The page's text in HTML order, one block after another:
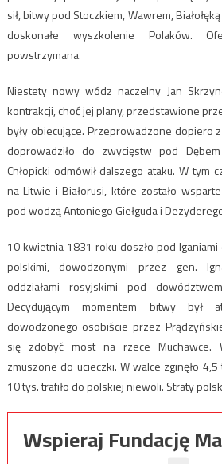
sił, bitwy pod Stoczkiem, Wawrem,
doskonałe wyszkolenie Polaków.
powstrzymana.
Niestety nowy wódz naczelny Jan
kontrakcji, choć jej plany, przedstawione
były obiecujące. Przeprowadzone dopiero
doprowadziło do zwycięstw pod
Chłopicki odmówił dalszego ataku. W tym
na Litwie i Białorusi, które zostało
pod wodzą Antoniego Giełguda i
10 kwietnia 1831 roku doszło pod
polskimi, dowodzonymi przez gen.
oddziałami rosyjskimi pod
Decydującym momentem bitwy był
dowodzonego osobiście przez
się zdobyć most na rzece Muchawce.
zmuszone do ucieczki. W walce zginęło
10 tys. trafiło do polskiej niewoli. Straty
Wspieraj Fundację